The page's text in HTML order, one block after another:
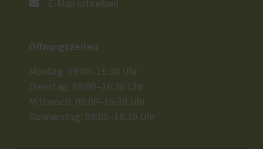
E-Mail schreiben
Öffnungszeiten
Montag: 08:00–16:30 Uhr
Dienstag: 08:00–16:30 Uhr
Mittwoch: 08:00–16:30 Uhr
Donnerstag: 08:00–16:30 Uhr